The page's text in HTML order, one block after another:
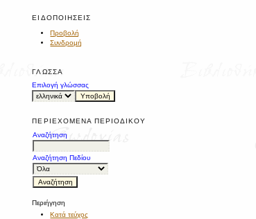
ΕΙΔΟΠΟΙΉΣΕΙΣ
Προβολή
Συνδρομή
ΓΛΏΣΣΑ
Επιλογή γλώσσας
ΠΕΡΙΕΧΌΜΕΝΑ ΠΕΡΙΟΔΙΚΟΎ
Αναζήτηση
Αναζήτηση Πεδίου
Περιήγηση
Κατά τεύχος